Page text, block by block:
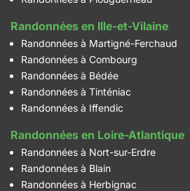
Randonnées en Ille-et-Vilaine
Randonnées à Martigné-Ferchaud
Randonnées à Combourg
Randonnées à Bédée
Randonnées à Tinténiac
Randonnées à Iffendic
Randonnées en Loire-Atlantique
Randonnées à Nort-sur-Erdre
Randonnées à Blain
Randonnées à Herbignac